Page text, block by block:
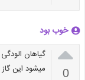
خوب بود

0
گیاهان الودگی
میشود این